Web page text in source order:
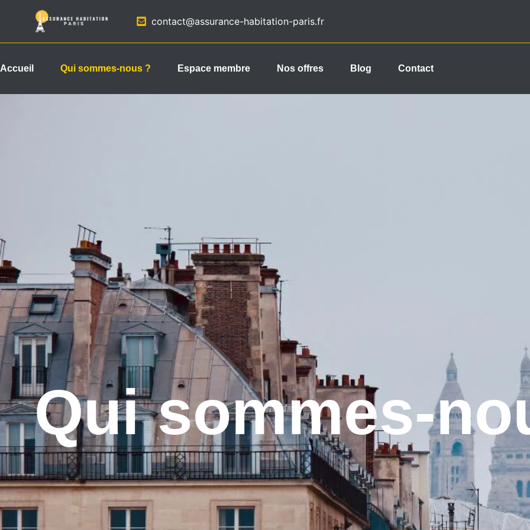
contact@assurance-habitation-paris.fr
Accueil Qui sommes-nous ? Espace membre Nos offres Blog Contact
Qui sommes-